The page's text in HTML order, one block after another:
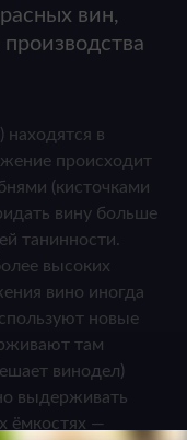
вин,
находятся в
происходит
(кисточками
вину больше
танинности.
высоких
вино иногда
новые
там
винодел)
выдерживать
ёмкостях —